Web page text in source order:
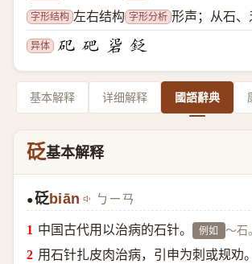
字形结构 左右结构 字形分析 形声；从石、
异体
基本解释 详细解释 國語辭典
砭基本解释
●砭biān ㄅㄧㄢ
中国古代用以治病的石针。 例如 ～石
用石针扎皮肉治病，引申为刺或规劝。